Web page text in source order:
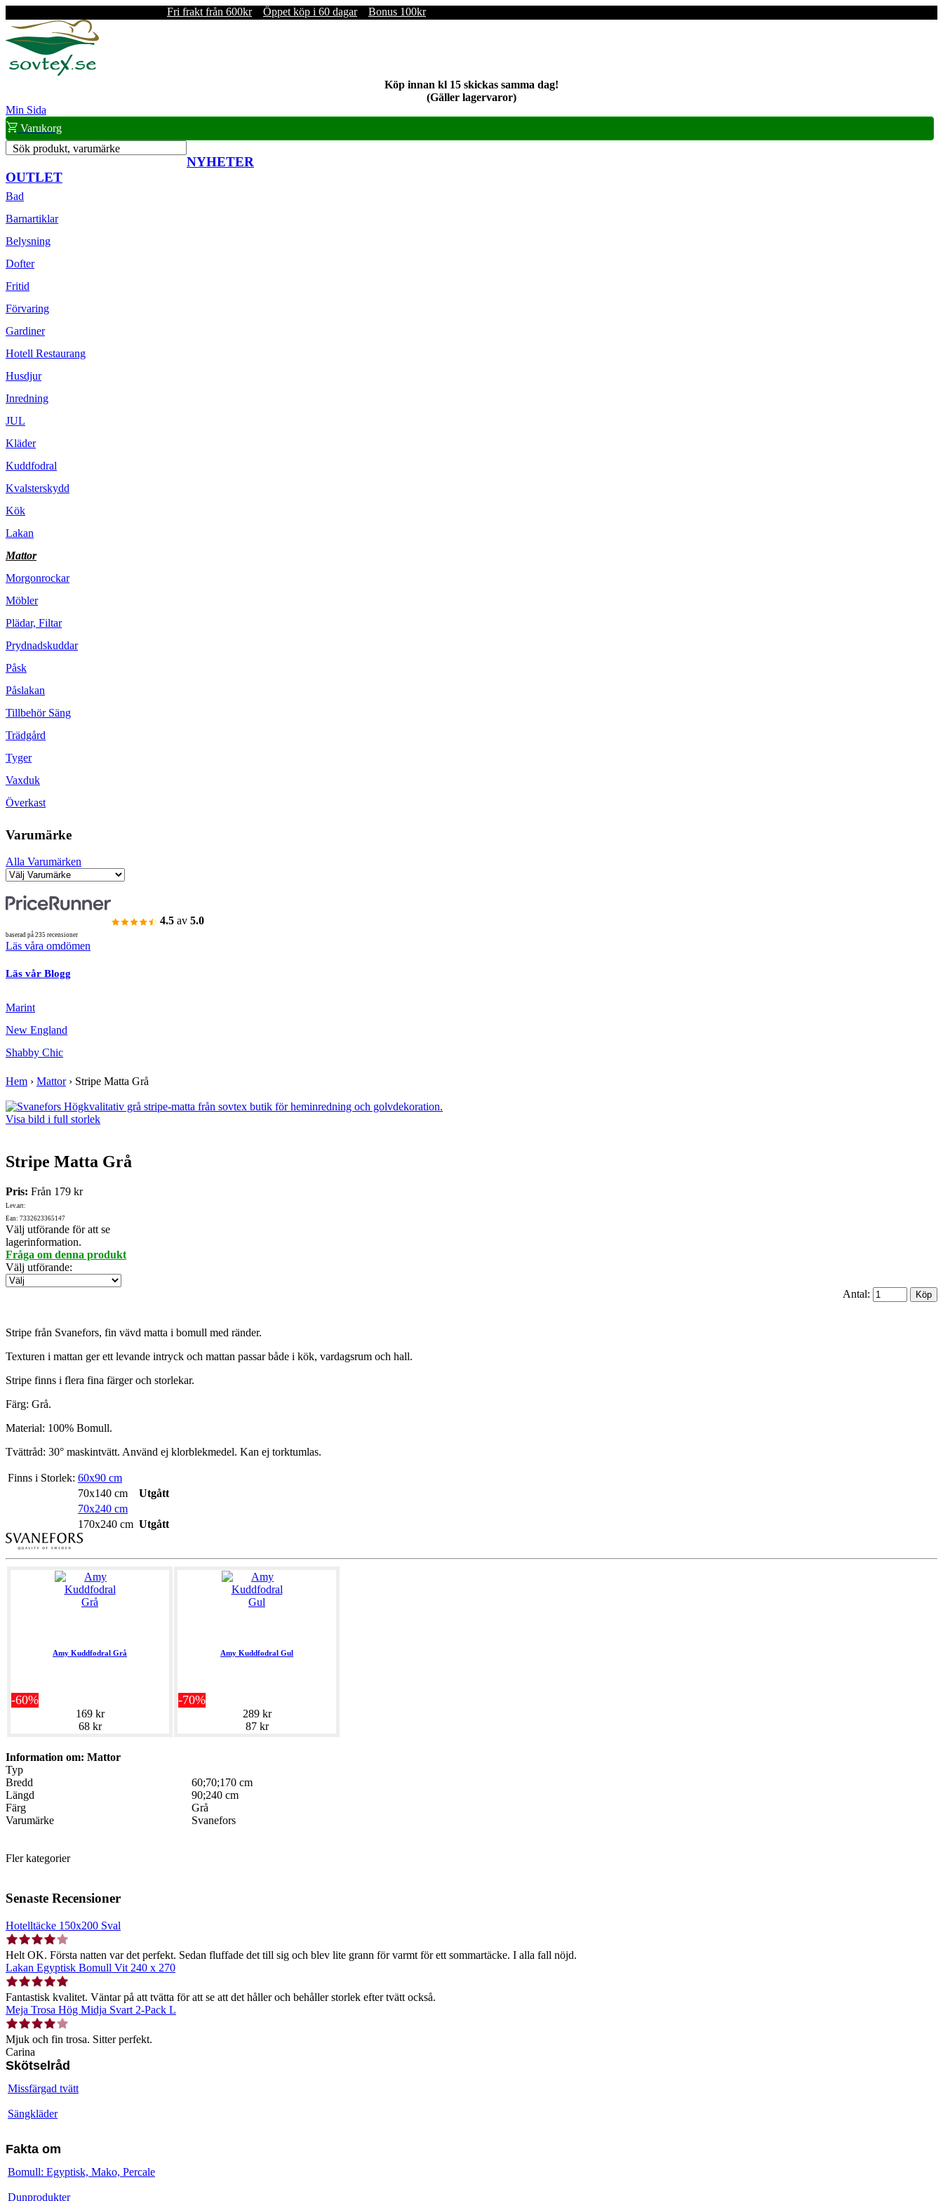
Fri frakt från 600kr Öppet köp i 60 dagar Bonus 100kr
Köp innan kl 15 skickas samma dag!
(Gäller lagervaror)
Min Sida
Varukorg
Sök produkt, varumärke
NYHETER
OUTLET
Bad
Barnartiklar
Belysning
Dofter
Fritid
Förvaring
Gardiner
Hotell Restaurang
Husdjur
Inredning
JUL
Kläder
Kuddfodral
Kvalsterskydd
Kök
Lakan
Mattor
Morgonrockar
Möbler
Plädar, Filtar
Prydnadskuddar
Påsk
Påslakan
Tillbehör Säng
Trädgård
Tyger
Vaxduk
Överkast
Varumärke
Alla Varumärken
4.5 av 5.0
baserad på 235 recensioner
Läs våra omdömen
Läs vår Blogg
Marint
New England
Shabby Chic
Hem › Mattor› Stripe Matta Grå
Visa bild i full storlek
Stripe Matta Grå
Pris: Från 179 kr
Lev.art:
Ean: 7332623365147
Välj utförande för att se
lagerinformation.
Fråga om denna produkt
Välj utförande:
Antal:
Stripe från Svanefors, fin vävd matta i bomull med ränder.
Texturen i mattan ger ett levande intryck och mattan passar både i kök, vardagsrum och hall.
Stripe finns i flera fina färger och storlekar.
Färg: Grå.
Material: 100% Bomull.
Tvättråd: 30° maskintvätt. Använd ej klorblekmedel. Kan ej torktumlas.
Finns i Storlek: 60x90 cm
70x140 cm
Utgått
70x240 cm
170x240 cm Utgått
Amy Kuddfodral Grå
-60%
169 kr
68 kr
Amy Kuddfodral Gul
-70%
289 kr
87 kr
Information om: Mattor
Typ
Bredd
60;70;170 cm
Längd
90;240 cm
Färg
Grå
Varumärke
Svanefors
Fler kategorier
Senaste Recensioner
Hotelltäcke 150x200 Sval
Helt OK. Första natten var det perfekt. Sedan fluffade det till sig och blev lite grann för varmt för ett sommartäcke. I alla fall nöjd.
Lakan Egyptisk Bomull Vit 240 x 270
Fantastisk kvalitet. Väntar på att tvätta för att se att det håller och behåller storlek efter tvätt också.
Meja Trosa Hög Midja Svart 2-Pack L
Mjuk och fin trosa. Sitter perfekt.
Carina
Skötselråd
Missfärgad tvätt
Sängkläder
Fakta om
Bomull: Egyptisk, Mako, Percale
Dunprodukter